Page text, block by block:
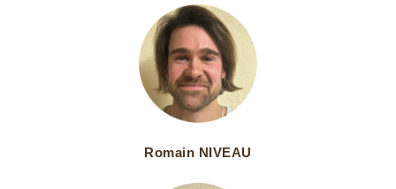
Romain NIVEAU